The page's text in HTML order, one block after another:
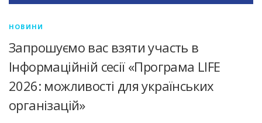
НОВИНИ
Запрошуємо вас взяти участь в
Інформаційній сесії «Програма LIFE
2026: можливості для українських
організацій»